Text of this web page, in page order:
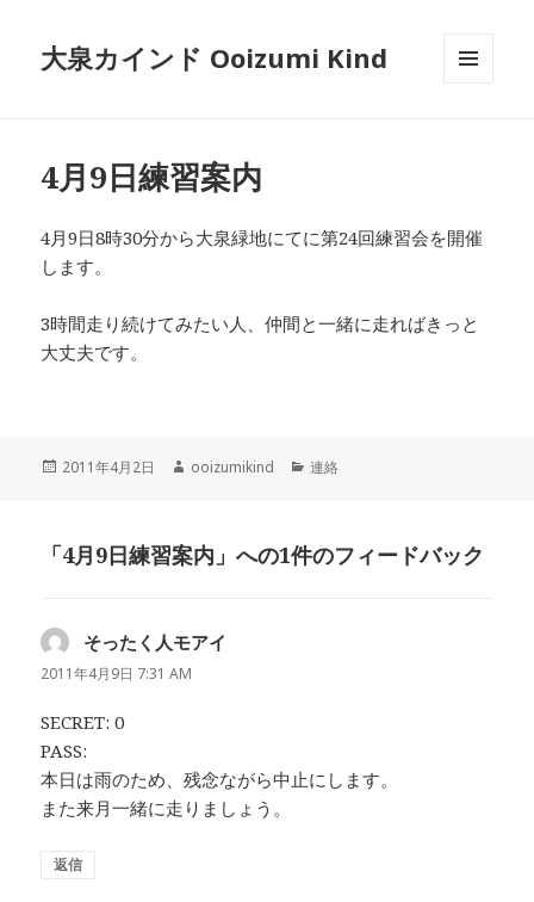
大泉カインド Ooizumi Kind
4月9日練習案内
4月9日8時30分から大泉緑地にてに第24回練習会を開催
します。
3時間走り続けてみたい人、仲間と一緒に走ればきっと
大丈夫です。
投
2011年4月2日
作
ooizumikind
カ
ー
連絡
「4月9日練習案内」への1件のフィードバック
そったく人モアイ
2011年4月9日 7:31 AM
SECRET: 0
PASS:
本日は雨のため、残念ながら中止にします。
また来月一緒に走りましょう。
返信